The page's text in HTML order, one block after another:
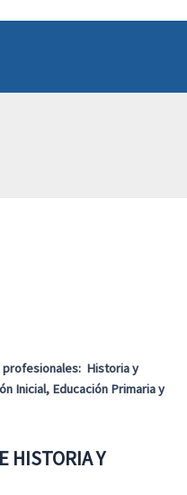
profesionales: Historia y
Inicial, Educación Primaria y
HISTORIA Y